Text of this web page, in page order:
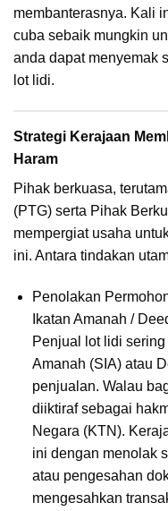
membanterasnya. Kali
cuba sebaik mungkin
anda dapat menyemak
lot lidi.
Strategi Kerajaan
Haram
Pihak berkuasa,
(PTG) serta Pihak
mempergiat usaha
ini. Antara tindakan
Penolakan
Ikatan Amanah /
Penjual lot lidi
Amanah (SIA) atau
penjualan. Walau
diiktiraf sebagai
Negara (KTN).
ini dengan menolak
atau pengesahan
mengesahkan